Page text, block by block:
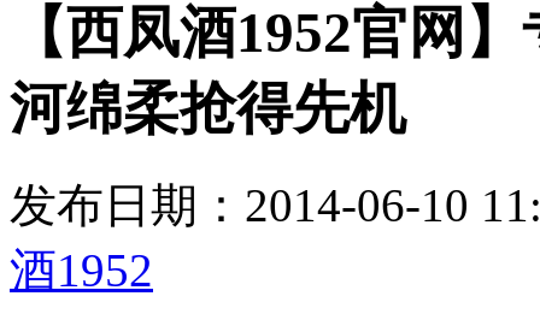
【西凤酒1952官网
河绵柔抢得先机
发布日期：2014-06-10
酒1952